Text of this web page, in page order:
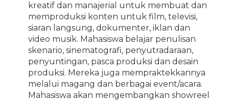
kreatif dan manajerial untuk membuat dan
memproduksi konten untuk film, televisi,
siaran langsung, dokumenter, iklan dan
video musik. Mahasiswa belajar penulisan
skenario, sinematografi, penyutradaraan,
penyuntingan, pasca produksi dan desain
produksi. Mereka juga mempraktekkannya
melalui magang dan berbagai event/acara.
Mahasiswa akan mengembangkan showreel